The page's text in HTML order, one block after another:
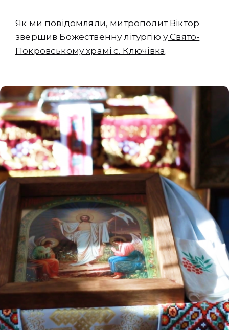
Як ми повідомляли, митрополит Віктор
звершив Божественну літургію уСвято-
Покровському храмі с. Ключівка.